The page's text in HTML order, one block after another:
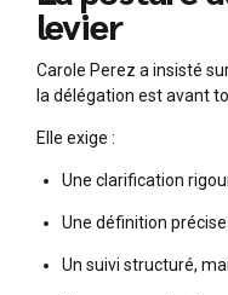
levier
Carole Perez a insisté
la délégation est avant
Elle exige :
Une clarification
Une définition
Un suivi structuré,